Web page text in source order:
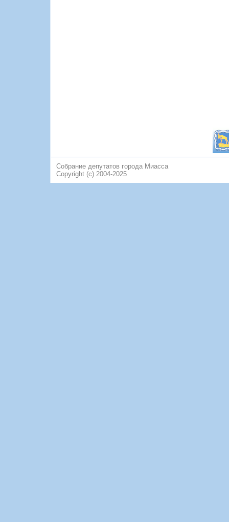
Собрание депутатов города Миасса
Copyright (c) 2004-2025